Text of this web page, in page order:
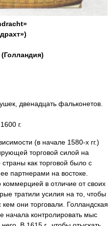
(Голландия)
двенадцать фальконетов.
1600 г.
(в начале 1580-х гг.)
торговой силой на
как торговой было с
партнерами на востоке.
в отличие от своих
тратили усилия на то, чтобы
кем они торговали. Голландская
начала контролировать мыс